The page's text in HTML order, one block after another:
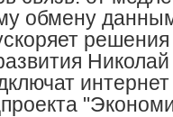
обмену